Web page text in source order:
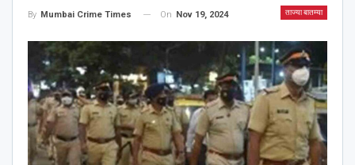
ताज्या बातम्या
By Mumbai Crime Times On Nov 19, 2024